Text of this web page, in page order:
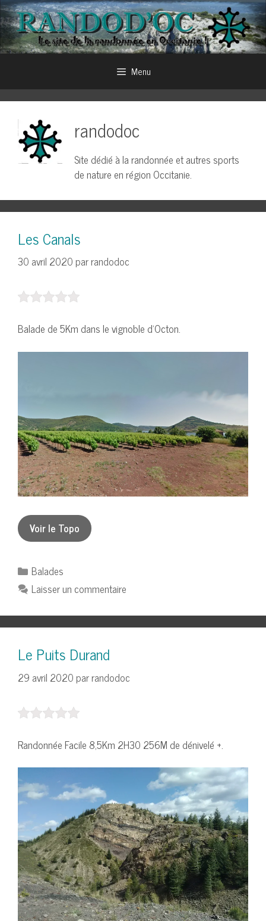
Aller
au
contenu
Menu
randodoc
Site dédié à la randonnée et autres sports
de nature en région Occitanie.
Les Canals
30 avril 2020parrandodoc
Balade de 5Km dans le vignoble d’Octon.
Voir le Topo
Catégories
Balades
Laisser un commentaire
Le Puits Durand
29 avril 2020parrandodoc
Randonnée Facile 8,5Km 2H30 256M de dénivelé +.